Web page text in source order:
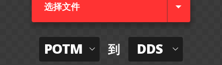
选择文件
POTM 到 DDS